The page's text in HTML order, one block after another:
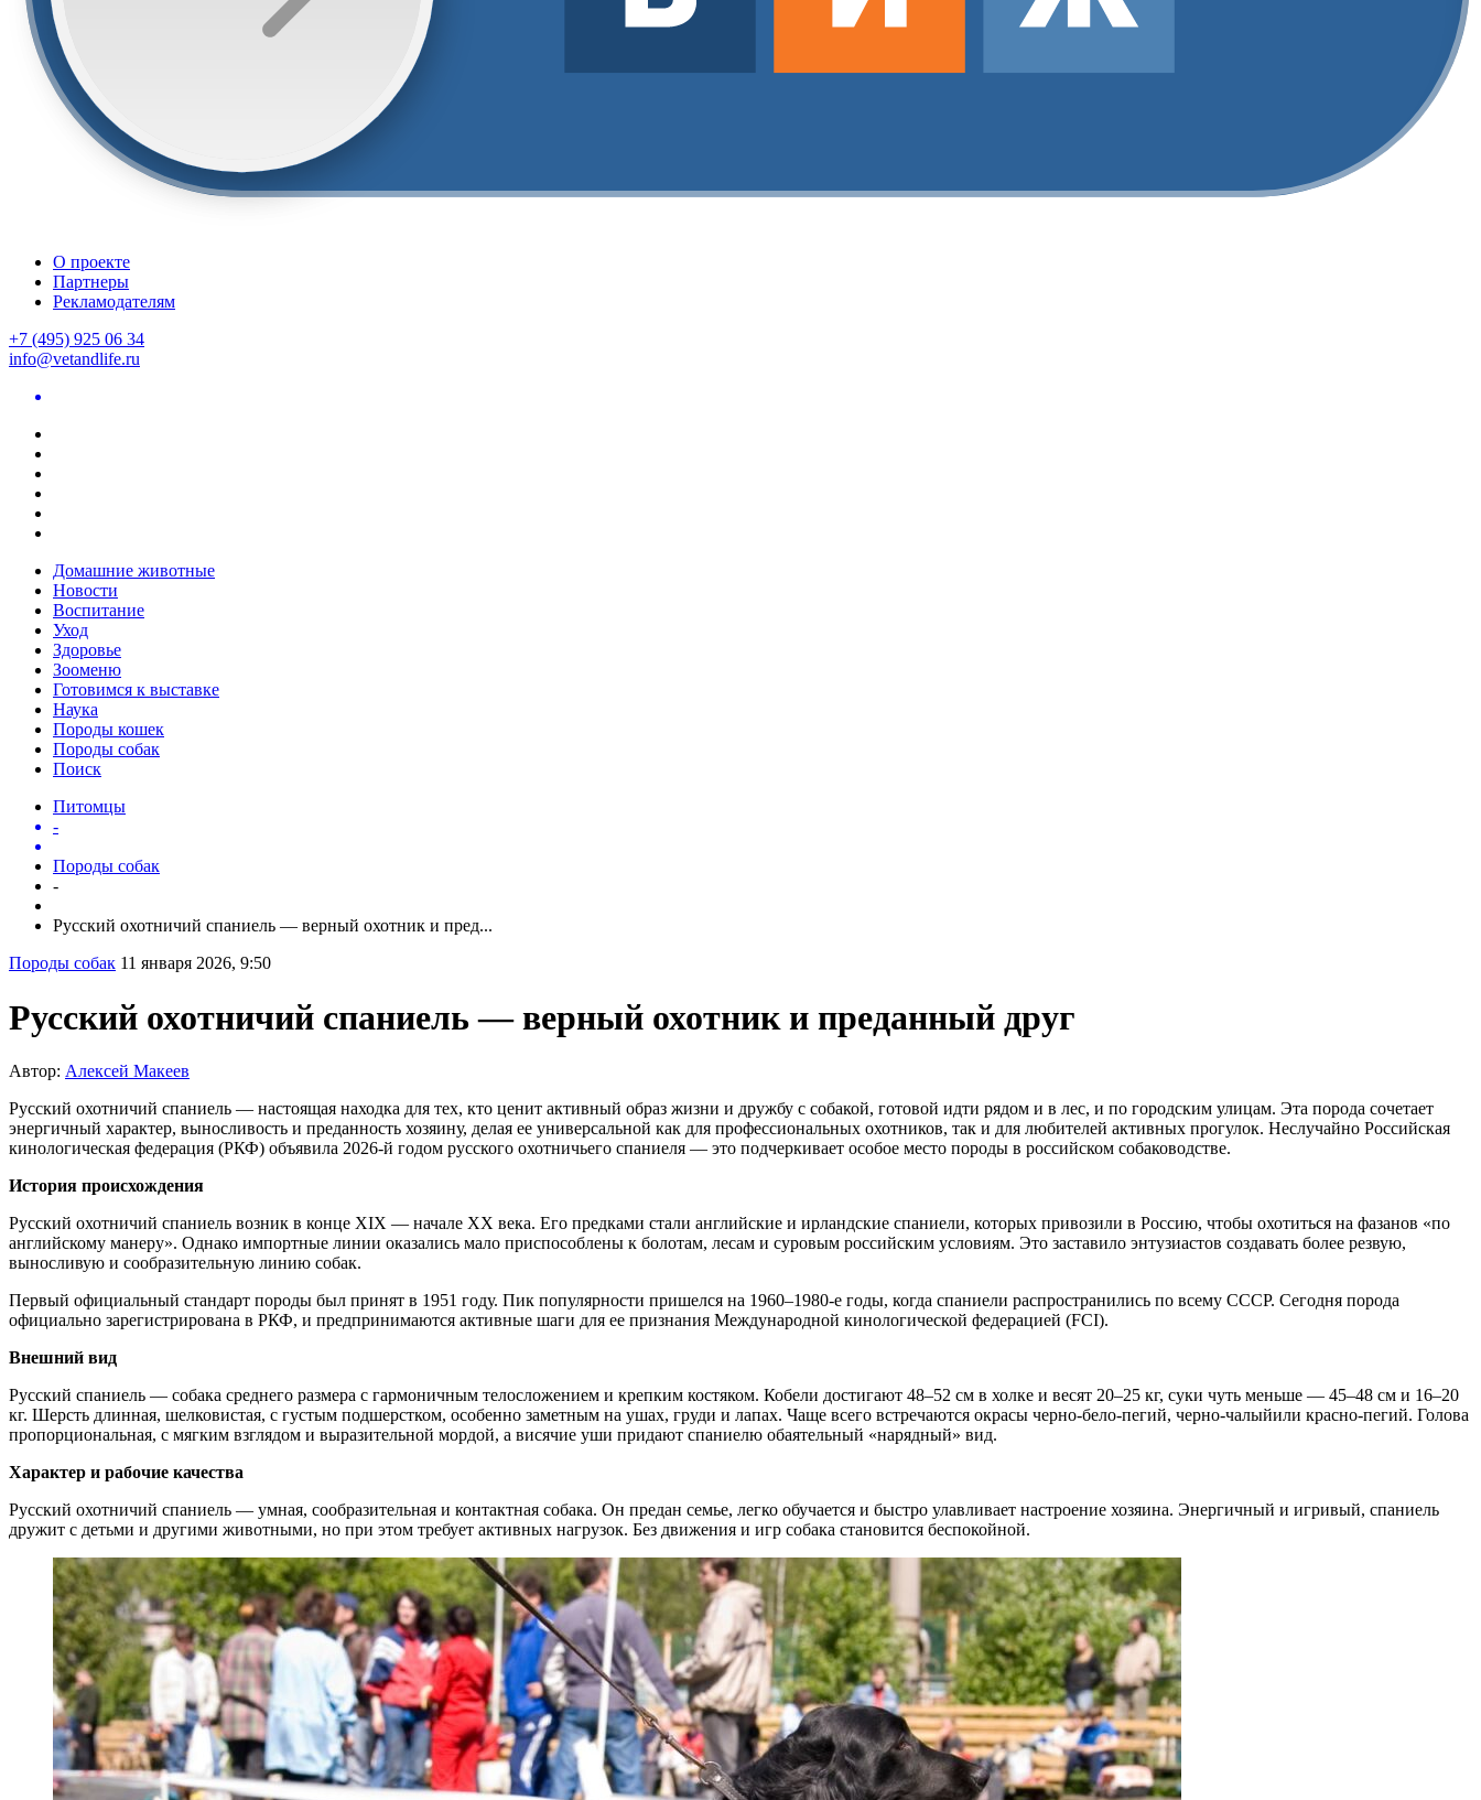
О проекте
Партнеры
Рекламодателям
+7 (495) 925 06 34
info@vetandlife.ru
Домашние животные
Новости
Воспитание
Уход
Здоровье
Зооменю
Готовимся к выставке
Наука
Породы кошек
Породы собак
Поиск
Питомцы
-
Породы собак
-
Русский охотничий спаниель — верный охотник и пред...
Породы собак 11 января 2026, 9:50
Русский охотничий спаниель — верный охотник и преданный друг
Автор: Алексей Макеев
Русский охотничий спаниель — настоящая находка для тех, кто ценит активный образ жизни и дружбу с собакой, готовой идти рядом и в лес, и по городским улицам. Эта порода сочетает
энергичный характер, выносливость и преданность хозяину, делая ее универсальной как для профессиональных охотников, так и для любителей активных прогулок. Неслучайно Российская
кинологическая федерация (РКФ) объявила 2026-й годом русского охотничьего спаниеля — это подчеркивает особое место породы в российском собаководстве.
История происхождения
Русский охотничий спаниель возник в конце XIX — начале XX века. Его предками стали английские и ирландские спаниели, которых привозили в Россию, чтобы охотиться на фазанов «по
английскому манеру». Однако импортные линии оказались мало приспособлены к болотам, лесам и суровым российским условиям. Это заставило энтузиастов создавать более резвую,
выносливую и сообразительную линию собак.
Первый официальный стандарт породы был принят в 1951 году. Пик популярности пришелся на 1960–1980-е годы, когда спаниели распространились по всему СССР. Сегодня порода
официально зарегистрирована в РКФ, и предпринимаются активные шаги для ее признания Международной кинологической федерацией (FCI).
Внешний вид
Русский спаниель — собака среднего размера с гармоничным телосложением и крепким костяком. Кобели достигают 48–52 см в холке и весят 20–25 кг, суки чуть меньше — 45–48 см и 16–20
кг. Шерсть длинная, шелковистая, с густым подшерстком, особенно заметным на ушах, груди и лапах. Чаще всего встречаются окрасы черно-бело-пегий, черно-чалыйили красно-пегий. Голова
пропорциональная, с мягким взглядом и выразительной мордой, а висячие уши придают спаниелю обаятельный «нарядный» вид.
Характер и рабочие качества
Русский охотничий спаниель — умная, сообразительная и контактная собака. Он предан семье, легко обучается и быстро улавливает настроение хозяина. Энергичный и игривый, спаниель
дружит с детьми и другими животными, но при этом требует активных нагрузок. Без движения и игр собака становится беспокойной.